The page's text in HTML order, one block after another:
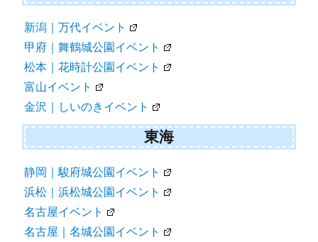
新潟｜万代イベント
甲府｜舞鶴城公園イベント
松本｜花時計公園イベント
富山イベント
金沢｜しいのきイベント
東海
静岡｜駿府城公園イベント
浜松｜浜松城公園イベント
名古屋イベント
名古屋｜名城公園イベント